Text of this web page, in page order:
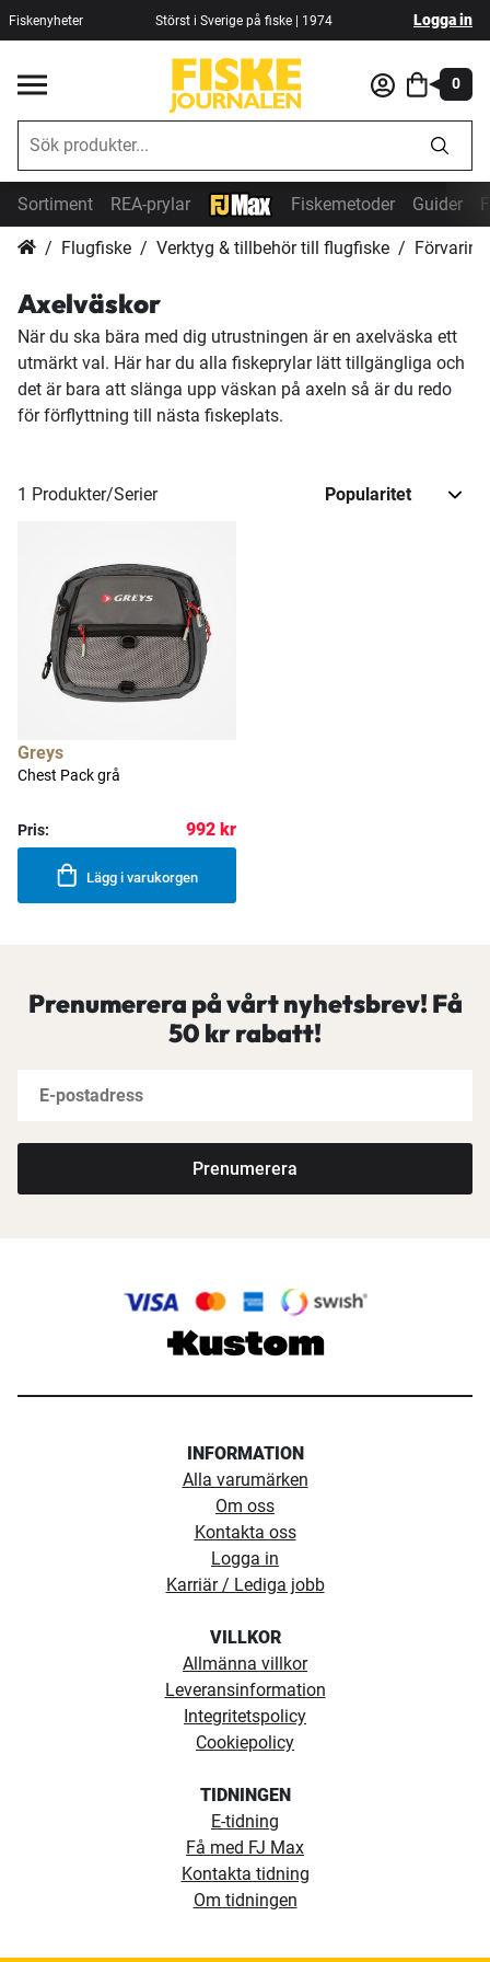
Fiskenyheter Störst i Sverige på fiske | 1974 Logga in
0
Sortiment REA-prylar Fiskemetoder Guider
Flugfiske Verktyg & tillbehör till flugfiske
Axelväskor
När du ska bära med dig utrustningen är en axelväska ett
utmärkt val. Här har du alla fiskeprylar lätt tillgängliga och
det är bara att slänga upp väskan på axeln så är du redo
för förflyttning till nästa fiskeplats.
1 Produkter/Serier
Greys
Chest Pack grå
Pris: 992 kr
Lägg i varukorgen
Prenumerera på vårt nyhetsbrev! Få
50 kr rabatt!
Prenumerera
INFORMATION
Alla varumärken
Om oss
Kontakta oss
Logga in
Karriär / Lediga jobb
VILLKOR
Allmänna villkor
Leveransinformation
Integritetspolicy
Cookiepolicy
TIDNINGEN
E-tidning
Få med FJ Max
Kontakta tidning
Om tidningen